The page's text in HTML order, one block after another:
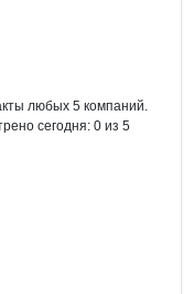
любых 5 компаний.
сегодня: 0 из 5